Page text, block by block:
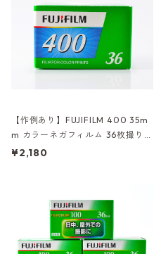
【作例あり】FUJIFILM 400 35m
m カラーネガフィルム 36枚撮り
富士フィルム (K046)
¥2,180